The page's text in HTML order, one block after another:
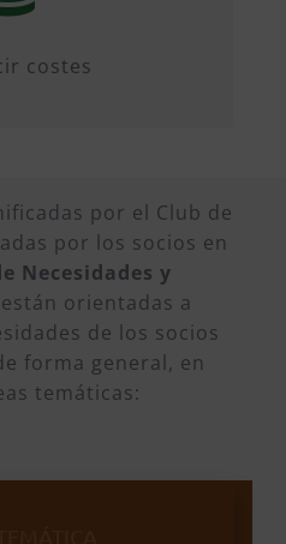
costes
propuestas.
por el Club de
por los socios en
Necesidades y
orientadas a
de los socios
forma general, en
temáticas: